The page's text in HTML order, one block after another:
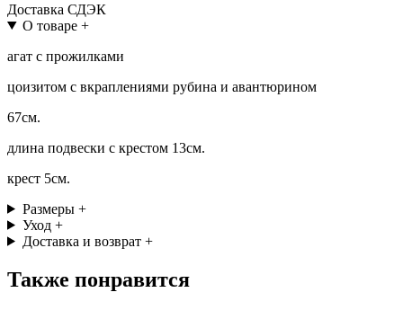
Доставка СДЭК
О товаре +
агат с прожилками
цоизитом с вкраплениями рубина и авантюрином
67см.
длина подвески с крестом 13см.
крест 5см.
Размеры +
Уход +
Доставка и возврат +
Также понравится